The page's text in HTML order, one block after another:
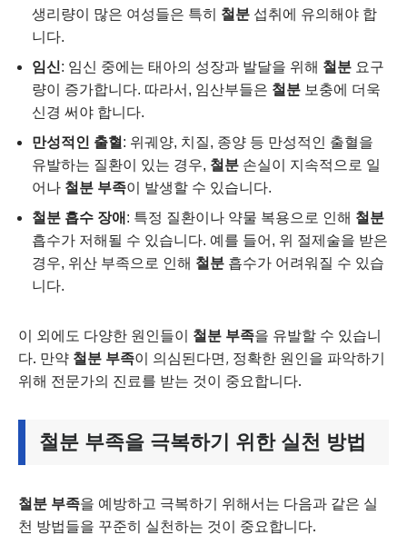
생리량이 많은 여성들은 특히 철분 섭취에 유의해야 합
니다.
임신: 임신 중에는 태아의 성장과 발달을 위해 철분 요구
량이 증가합니다. 따라서, 임산부들은 철분 보충에 더욱
신경 써야 합니다.
만성적인 출혈 : 위궤양, 치질, 종양 등 만성적인 출혈을
유발하는 질환이 있는 경우, 철분 손실이 지속적으로 일
어나 철분 부족이 발생할 수 있습니다.
철분 흡수 장애 : 특정 질환이나 약물 복용으로 인해 철분
흡수가 저해될 수 있습니다. 예를 들어, 위 절제술을 받은
경우, 위산 부족으로 인해 철분 흡수가 어려워질 수 있습
니다.
이 외에도 다양한 원인들이 철분 부족을 유발할 수 있습니
다. 만약 철분 부족이 의심된다면, 정확한 원인을 파악하기
위해 전문가의 진료를 받는 것이 중요합니다.
철분 부족을 극복하기 위한 실천 방법
철분 부족을 예방하고 극복하기 위해서는 다음과 같은 실
천 방법들을 꾸준히 실천하는 것이 중요합니다.